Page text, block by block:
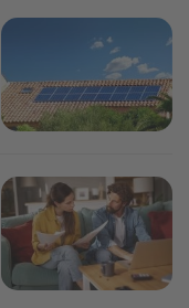
Image
Image